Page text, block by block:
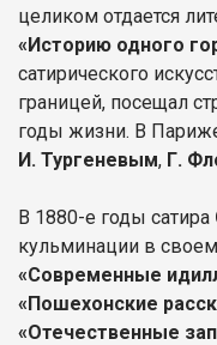
целиком отдается
«Историю одного
сатирического
границей, посещал
годы жизни. В
И. Тургеневым, Г.
В 1880-е годы сатира
кульминации в своем
«Современные
«Пошехонские
«Отечественные